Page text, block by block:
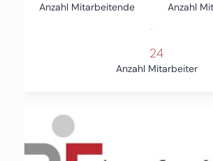
Anzahl Mitarbeitende Anzahl
24
Anzahl Mitarbeiter